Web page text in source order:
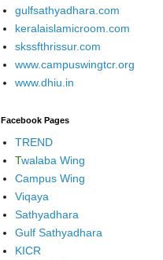
gulfsathyadhara.com
keralaislamicroom.com
skssfthrissur.com
www.campuswingtcr.org
www.dhiu.in
Facebook Pages
TREND
Twalaba Wing
Campus Wing
Viqaya
Sathyadhara
Gulf Sathyadhara
KICR